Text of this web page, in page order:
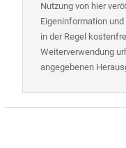
Nutzung von hier
Eigeninformation
in der Regel
Weiterverwendung
angegebenen